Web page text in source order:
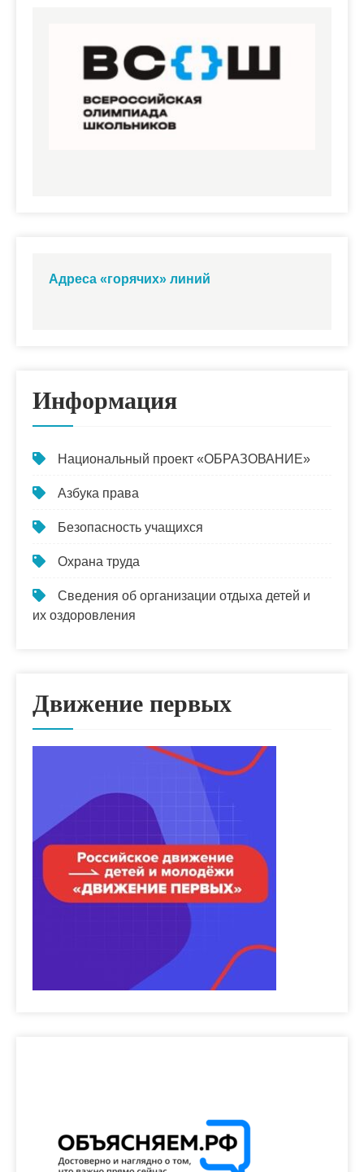
Адреса «горячих» линий
Информация
Национальный проект «ОБРАЗОВАНИЕ»
Азбука права
Безопасность учащихся
Охрана труда
Сведения об организации отдыха детей и
их оздоровления
Движение первых